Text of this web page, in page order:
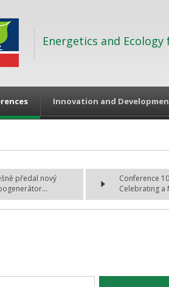
Energetics and
Innovation and
předal nový
Conference
Celebrating a